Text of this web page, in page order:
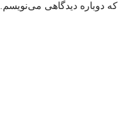
دوباره دیدگاهی می‌نویسم.